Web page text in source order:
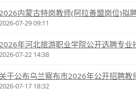
内蒙古特岗教师(阿拉善盟岗位)拟
07-29 09:11
年河北旅游职业学院公开选聘专业
07-22 14:38
于公布乌兰察布市2026年公开招聘教
07-17 18:32